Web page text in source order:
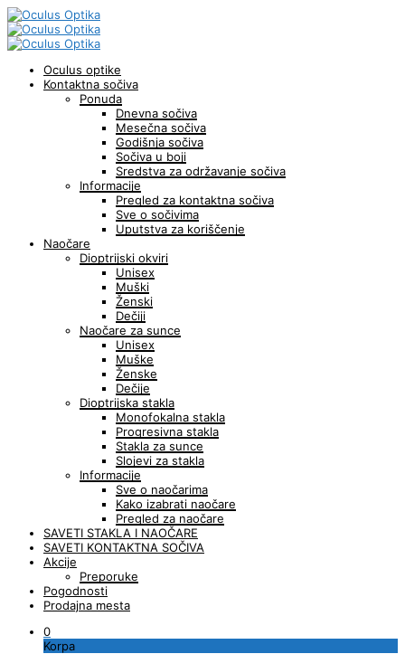
Oculus optike
Kontaktna sočiva
Ponuda
Dnevna sočiva
Mesečna sočiva
Godišnja sočiva
Sočiva u boji
Sredstva za održavanje sočiva
Informacije
Pregled za kontaktna sočiva
Sve o sočivima
Uputstva za koriščenje
Naočare
Dioptrijski okviri
Unisex
Muški
Ženski
Dečiji
Naočare za sunce
Unisex
Muške
Ženske
Dečije
Dioptrijska stakla
Monofokalna stakla
Progresivna stakla
Stakla za sunce
Slojevi za stakla
Informacije
Sve o naočarima
Kako izabrati naočare
Pregled za naočare
SAVETI STAKLA I NAOČARE
SAVETI KONTAKTNA SOČIVA
Akcije
Preporuke
Pogodnosti
Prodajna mesta
0
Korpa